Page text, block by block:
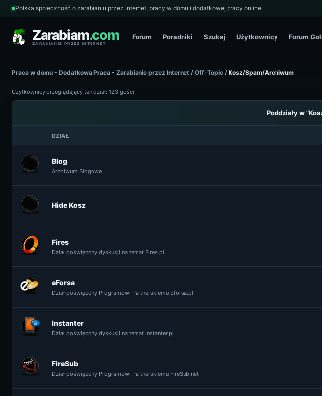
Polska społeczność o zarabianiu przez internet, pracy w domu i dodatkowej pracy online
Zarabiam.com
ZARABIANIE PRZEZ INTERNET
Forum Poradniki Szukaj Użytkownicy Forum
Praca w domu - Dodatkowa Praca - Zarabianie przez Internet / Off-Topic / Kosz/Spam/Archiwum
Użytkownicy przeglądający ten dział: 123 gości
Poddziały w
DZIAŁ
Blog
Archiwum Blogowe
Hide Kosz
Fires
Dział poświęcony dyskusji na temat Fires.pl
eForsa
Dział poświęcony Programowi Partnerskiemu Eforsa.pl
Instanter
Dział poświęcony dyskusji na temat Instanter.pl
FireSub
Dział poświęcony Programowi Partnerskiemu FireSub.net